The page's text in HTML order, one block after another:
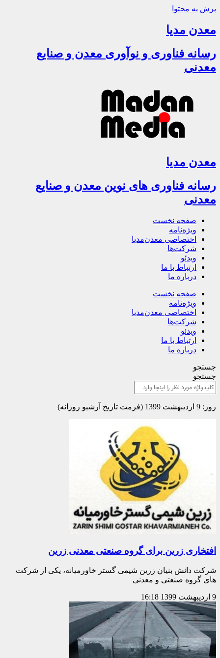
پرش به محتوا
معدن مدیا
رسانه فناوری و نوآوری معدن و صنایع
معدنی
معدن مدیا
رسانه فناوری های نوین معدن و صنایع
معدنی
صفحه نخست
ویژه‌نامه
اختصاصی معدن‌مدیا
شرکت‌ها
ویدئو
ارتباط با ما
درباره ما
صفحه نخست
ویژه‌نامه
اختصاصی معدن‌مدیا
شرکت‌ها
ویدئو
ارتباط با ما
درباره ما
جستجو
جستجو
روز: 9 اردیبهشت 1399 (فرمت تاریخ آرشیو روزانه)
افتخاری زرین برای گروه صنعتی معدنی زرین
شرکت دانش بنیان زرین شیمی گستر خاورمیانه، یکی از شرکت
های گروه صنعتی و معدنی
9 اردیبهشت 1399 16:18